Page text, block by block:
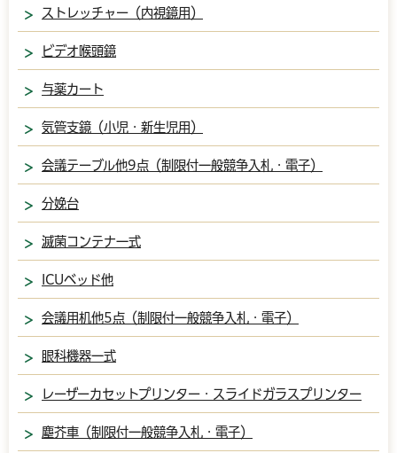
ストレッチャー（内視鏡用）
ビデオ喉頭鏡
与薬カート
気管支鏡（小児・新生児用）
会議テーブル他9点（制限付一般競争入札・電子）
分娩台
滅菌コンテナ一式
ICUベッド他
会議用机他5点（制限付一般競争入札・電子）
眼科機器一式
レーザーカセットプリンター・スライドガラスプリンター
塵芥車（制限付一般競争入札・電子）